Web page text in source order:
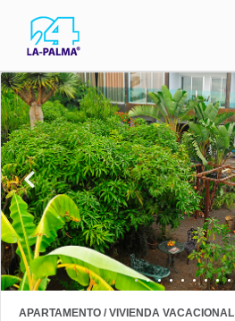
APARTAMENTO / VIVIENDA VACACIONAL